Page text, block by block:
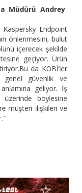
Müdürü Andrey
Endpoint
önlenmesini, bulut
içerecek şekilde
geçiyor. Ürün
da KOBİ’ler
genel güvenlik ve
geliyor. İş
üzerinde böylesine
müşteri ilişkileri ve